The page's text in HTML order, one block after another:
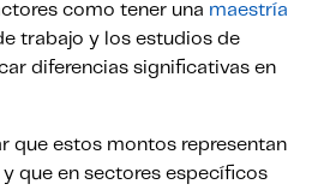
como tener una maestría
trabajo y los estudios de
diferencias significativas en
que estos montos representan
que en sectores específicos